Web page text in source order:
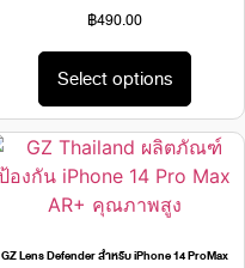
฿490.00
Select options
GZ Lens Defender สำหรับ iPhone 14 ProMax